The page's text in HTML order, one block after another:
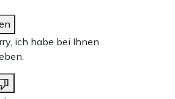
ich habe bei Ihnen